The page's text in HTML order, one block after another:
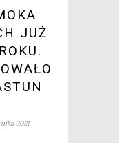
JUŻ
2021